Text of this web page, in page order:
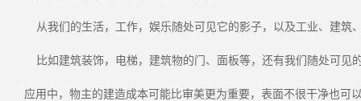
从我们的生活，工作，娱乐随处可见它的影子，以及工业、建筑
比如建筑装饰，电梯，建筑物的门、面板等，还有我们随处可见
应用中，物主的建造成本可能比审美更为重要，表面不很干净也可